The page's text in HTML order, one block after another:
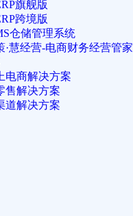
旗舰版
跨境版
仓储管理系统
·慧经营-电商财务经营管家
电商解决方案
售解决方案
道解决方案